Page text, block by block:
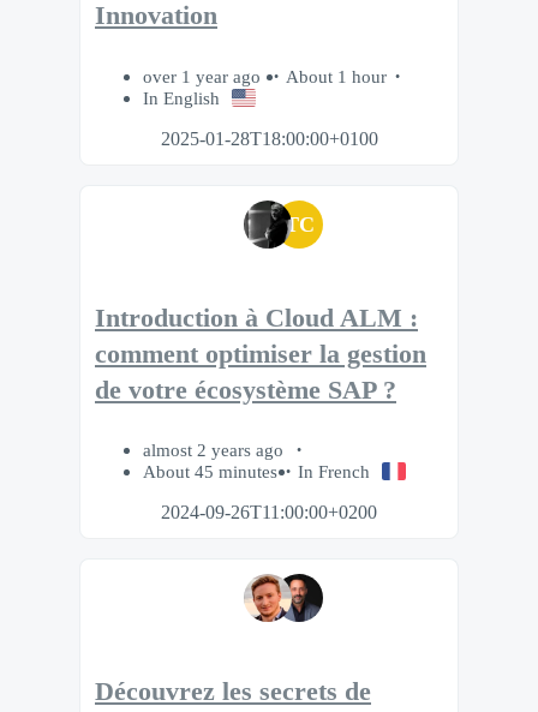
Innovation
over 1 year ago
About 1 hour
In English
2025-01-28T18:00:00+0100
TC
Introduction à Cloud ALM :
comment optimiser la gestion
de votre écosystème SAP ?
almost 2 years ago
About 45 minutes
In French
2024-09-26T11:00:00+0200
Découvrez les secrets de